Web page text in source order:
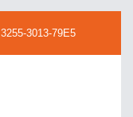
3255-3013-79Е5